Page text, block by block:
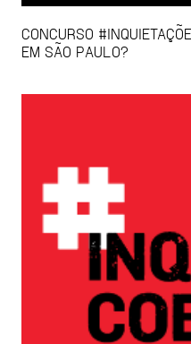
CONCURSO
EM SÃO PAULO?